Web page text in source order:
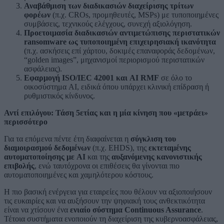
Αναβάθμιση των διαδικασιών διαχείρισης τρίτων
φορέων (π.χ. CROs, προμηθευτές, MSPs) με τυποποιημένες
συμβάσεις, τεχνικούς ελέγχους, συνεχή αξιολόγηση.
Προετοιμασία διαδικασιών αντιμετώπισης περιστατικών
ransomware ως τυποποιημένη επιχειρησιακή ικανότητα
(π.χ. ασκήσεις επί χάρτου, δοκιμές επαναφοράς δεδομένων,
“golden images”, μηχανισμοί περιορισμού περιστατικών
ασφάλειας).
Εφαρμογή ISO/IEC 42001 και AI RMF σε όλο το
οικοσύστημα AI, ειδικά όπου υπάρχει κλινική επίδραση ή
ρυθμιστικός κίνδυνος.
Αντί επιλόγου: Τάση 5ετίας και η μία κίνηση που «μετράει»
περισσότερο
Για τα επόμενα πέντε έτη διαφαίνεται η σύγκλιση του
διαμοιρασμού δεδομένων (π.χ. EHDS), της εκτεταμένης
αυτοματοποίησης με AI και της αυξανόμενης κανονιστικής
επιβολής, ενώ ταυτόχρονα οι επιθέσεις θα γίνονται πιο
αυτοματοποιημένες και χαμηλότερου κόστους.
Η πιο βασική ενέργεια για εταιρείες που θέλουν να αξιοποιήσουν
τις ευκαιρίες και να αυξήσουν την ψηφιακή τους ανθεκτικότητα
είναι να χτίσουν ένα ενιαίο σύστημα Continuous Assurance.
Τέτοια συστήματα ενοποιούν τη διαχείριση της κυβερνοασφάλειας,